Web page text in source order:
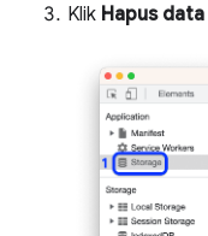
Klik Hapus